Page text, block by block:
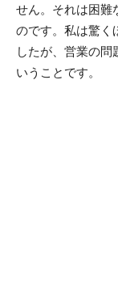
せん。それは困難
のです。私は驚く
したが、営業の問
いうことです。